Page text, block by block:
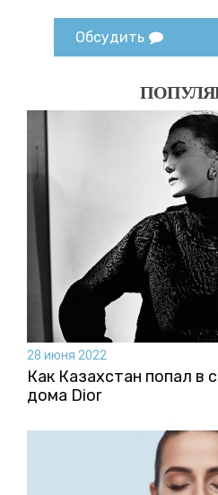
Обсудить
28 июня 2022
Как Казахстан попал в
дома Dior